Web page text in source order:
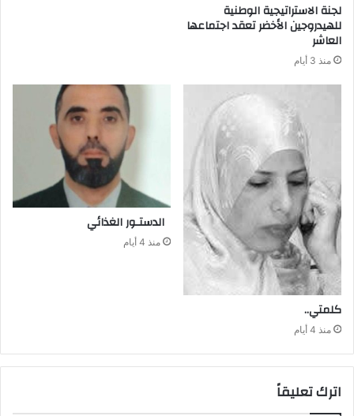
لجنة الاستراتيجية الوطنية
للهيدروجين الأخضر تعقد اجتماعها
العاشر
منذ 3 أيام
كلمتي‭..‬
منذ 4 أيام
منذ 4 أيام
اترك تعليقاً